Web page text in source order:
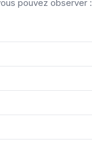
pouvez observer :